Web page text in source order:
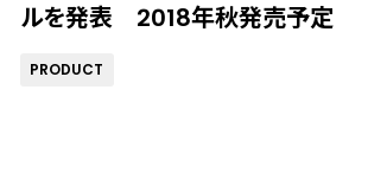
ルを発表 2018年秋発売予定
PRODUCT